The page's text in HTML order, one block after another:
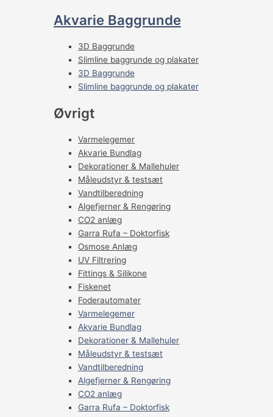
Akvarie Baggrunde
3D Baggrunde
Slimline baggrunde og plakater
3D Baggrunde
Slimline baggrunde og plakater
Øvrigt
Varmelegemer
Akvarie Bundlag
Dekorationer & Mallehuler
Måleudstyr & testsæt
Vandtilberedning
Algefjerner & Rengøring
CO2 anlæg
Garra Rufa – Doktorfisk
Osmose Anlæg
UV Filtrering
Fittings & Silikone
Fiskenet
Foderautomater
Varmelegemer
Akvarie Bundlag
Dekorationer & Mallehuler
Måleudstyr & testsæt
Vandtilberedning
Algefjerner & Rengøring
CO2 anlæg
Garra Rufa – Doktorfisk